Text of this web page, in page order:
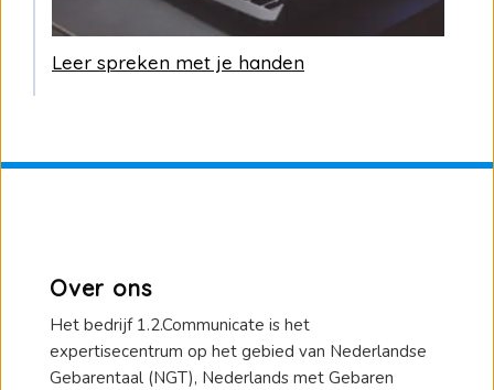
Leer spreken met je handen
Over ons
Het bedrijf 1.2.Communicate is het
expertisecentrum op het gebied van Nederlandse
Gebarentaal (NGT), Nederlands met Gebaren